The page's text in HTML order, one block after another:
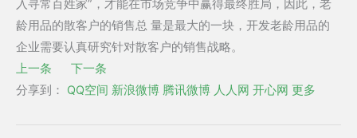
入寻常百姓家”，才能在市场竞争中赢得最终胜局，因此，老
龄用品的散客户的销售总 量是最大的一块，开发老龄用品的
企业需要认真研究针对散客户的销售战略。
上一条
下一条
分享到：
QQ空间 新浪微博 腾讯微博 人人网 开心网 更多